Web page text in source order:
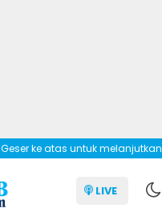
ke atas untuk melanjutkan
LIVE